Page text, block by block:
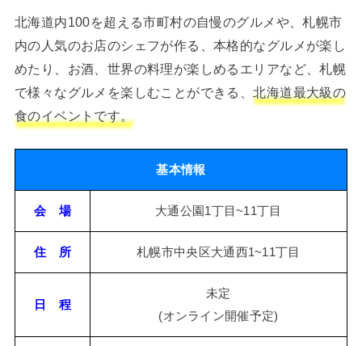
北海道内100を超える市町村の自慢のグルメや、札幌市
内の人気のお店のシェフが作る、本格的なグルメが楽し
めたり、お酒、世界の料理が楽しめるエリアなど、札幌
で様々なグルメを楽しむことができる、北海道最大級の
食のイベントです。
基本情報
会 場 大通公園1丁目~11丁目
住 所 札幌市中央区大通西1~11丁目
日 程
未定
(オンライン開催予定)